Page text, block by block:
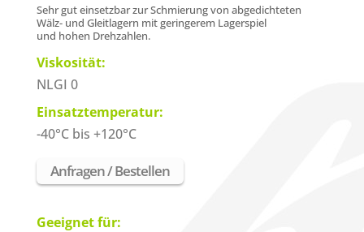
Sehr gut einsetzbar zur Schmierung von abgedichteten
Wälz- und Gleitlagern mit geringerem Lagerspiel
und hohen Drehzahlen.
Viskosität:
NLGI 0
Einsatztemperatur:
-40°C bis +120°C
Anfragen / Bestellen
Geeignet für: